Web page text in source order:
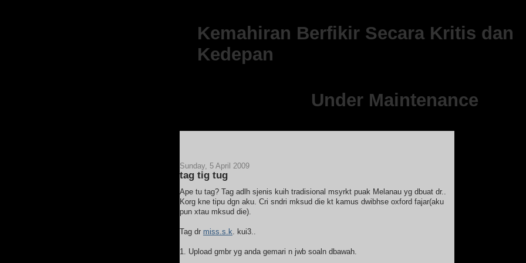
Kemahiran Berfikir Secara Kritis dan
Kedepan
Under Maintenance
Sunday, 5 April 2009
tag tig tug
Ape tu tag? Tag adlh sjenis kuih tradisional msyrkt puak Melanau yg dbuat dr..
Korg kne tipu dgn aku. Cri sndri mksud die kt kamus dwibhse oxford fajar(aku
pun xtau mksud die).
Tag dr miss.s.k . kui3..
1. Upload gmbr yg anda gemari n jwb soaln dbawah.